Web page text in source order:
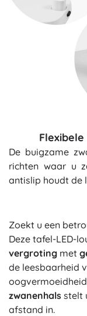
De buigzame
richten waar u
antislip houdt de
Zoekt u een
Deze tafel-LED-
vergroting met
de leesbaarheid
zwanenhals stelt
afstand in.